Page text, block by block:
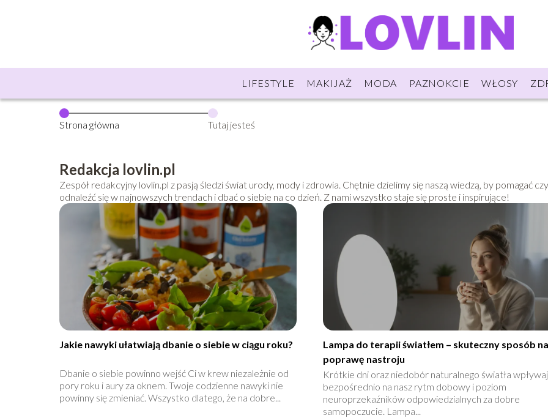
LIFESTYLE MAKIJAŻ MODA PAZNOKCIE WŁOSY
Strona główna Tutaj jesteś
Redakcja lovlin.pl
Zespół redakcyjny lovlin.pl z pasją śledzi świat urody, mody i zdrowia. Chętnie dzielimy się naszą wiedzą, by pomagać
odnaleźć się w najnowszych trendach i dbać o siebie na co dzień. Z nami wszystko staje się proste i inspirujące!
Jakie nawyki ułatwiają dbanie o siebie w ciągu roku?
Dbanie o siebie powinno wejść Ci w krew niezależnie od
pory roku i aury za oknem. Twoje codzienne nawyki nie
powinny się zmieniać. Wszystko dlatego, że na dobre...
Lampa do terapii światłem – skuteczny sposób
poprawę nastroju
Krótkie dni oraz niedobór naturalnego światła
bezpośrednio na nasz rytm dobowy i poziom
neuroprzekaźników odpowiedzialnych za dobre
samopoczucie. Lampa...